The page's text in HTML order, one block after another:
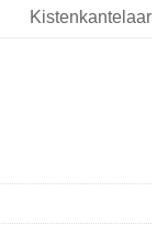
Kistenkantelaar